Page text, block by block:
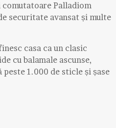
comutatoare Palladiom
securitate avansat și multe
casa ca un clasic
cu balamale ascunse,
1.000 de sticle și șase